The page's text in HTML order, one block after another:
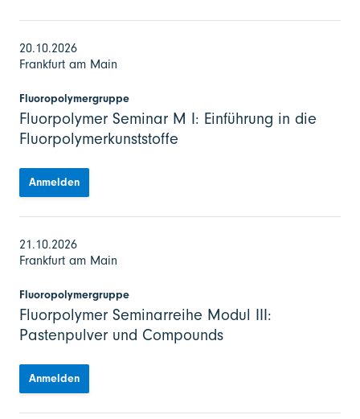
20.10.2026
Frankfurt am Main
Fluoropolymergruppe
Fluorpolymer Seminar M I: Einführung in die
Fluorpolymerkunststoffe
Anmelden
21.10.2026
Frankfurt am Main
Fluoropolymergruppe
Fluorpolymer Seminarreihe Modul III:
Pastenpulver und Compounds
Anmelden